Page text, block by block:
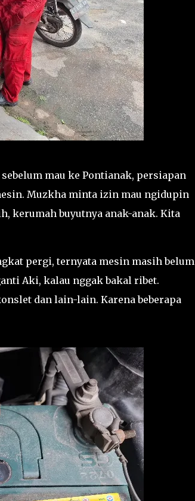
mau ke Pontianak, persiapan
Muzkha minta izin mau ngidupin
kerumah buyutnya anak-anak. Kita
pergi, ternyata mesin masih belum
Aki, kalau nggak bakal ribet.
dan lain-lain. Karena beberapa